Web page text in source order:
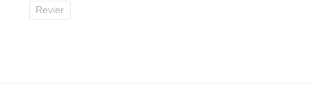
Revier